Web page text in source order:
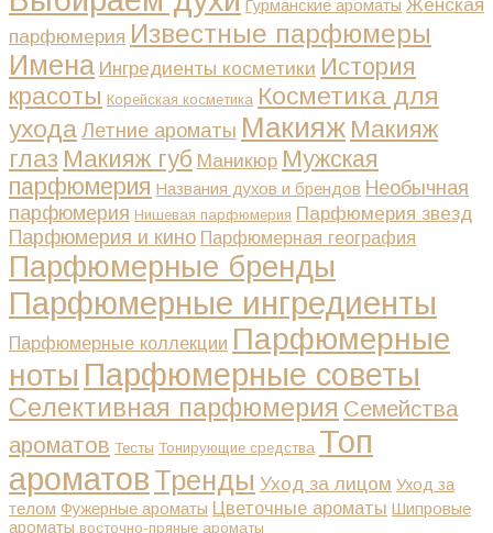
Гурманские ароматы
парфюмерия Известные парфюмеры
Имена Ингредиенты косметики История
красоты Корейская косметика Косметика для
ухода Летние ароматы Макияж Макияж
глаз Макияж губ Маникюр Мужская
парфюмерия Названия духов и брендов Необычная
парфюмерия Нишевая парфюмерия Парфюмерия звезд
Парфюмерия и кино Парфюмерная география
Парфюмерные бренды
Парфюмерные ингредиенты
Парфюмерные коллекции Парфюмерные
ноты Парфюмерные советы
Селективная парфюмерия Семейства
ароматов Тесты Тонирующие средства Топ
ароматов Тренды Уход за лицом Уход за
телом Фужерные ароматы Цветочные ароматы Шипровые
ароматы восточно-пряные ароматы